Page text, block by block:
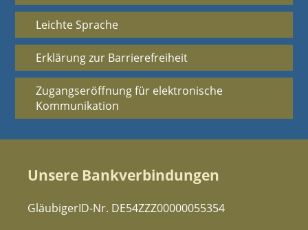
Leichte Sprache
Erklärung zur Barrierefreiheit
Zugangseröffnung für elektronische
Kommunikation
Unsere Bankverbindungen
GläubigerID-Nr. DE54ZZZ00000055354